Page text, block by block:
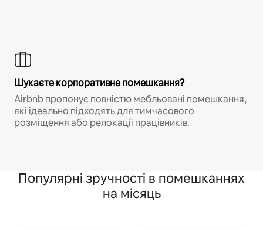
Шукаєте корпоративне помешкання?
Airbnb пропонує повністю мебльовані помешкання,
які ідеально підходять для тимчасового
розміщення або релокації працівників.
Популярні зручності в помешканнях
на місяць